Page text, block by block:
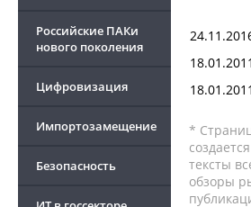
Российские ПАКи
нового поколения
Цифровизация
Импортозамещение
Безопасность
18.01.2011
18.01.2011
*
тексты
обзоры